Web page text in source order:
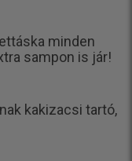
minden
sampon is jár!
kakizacsi tartó,